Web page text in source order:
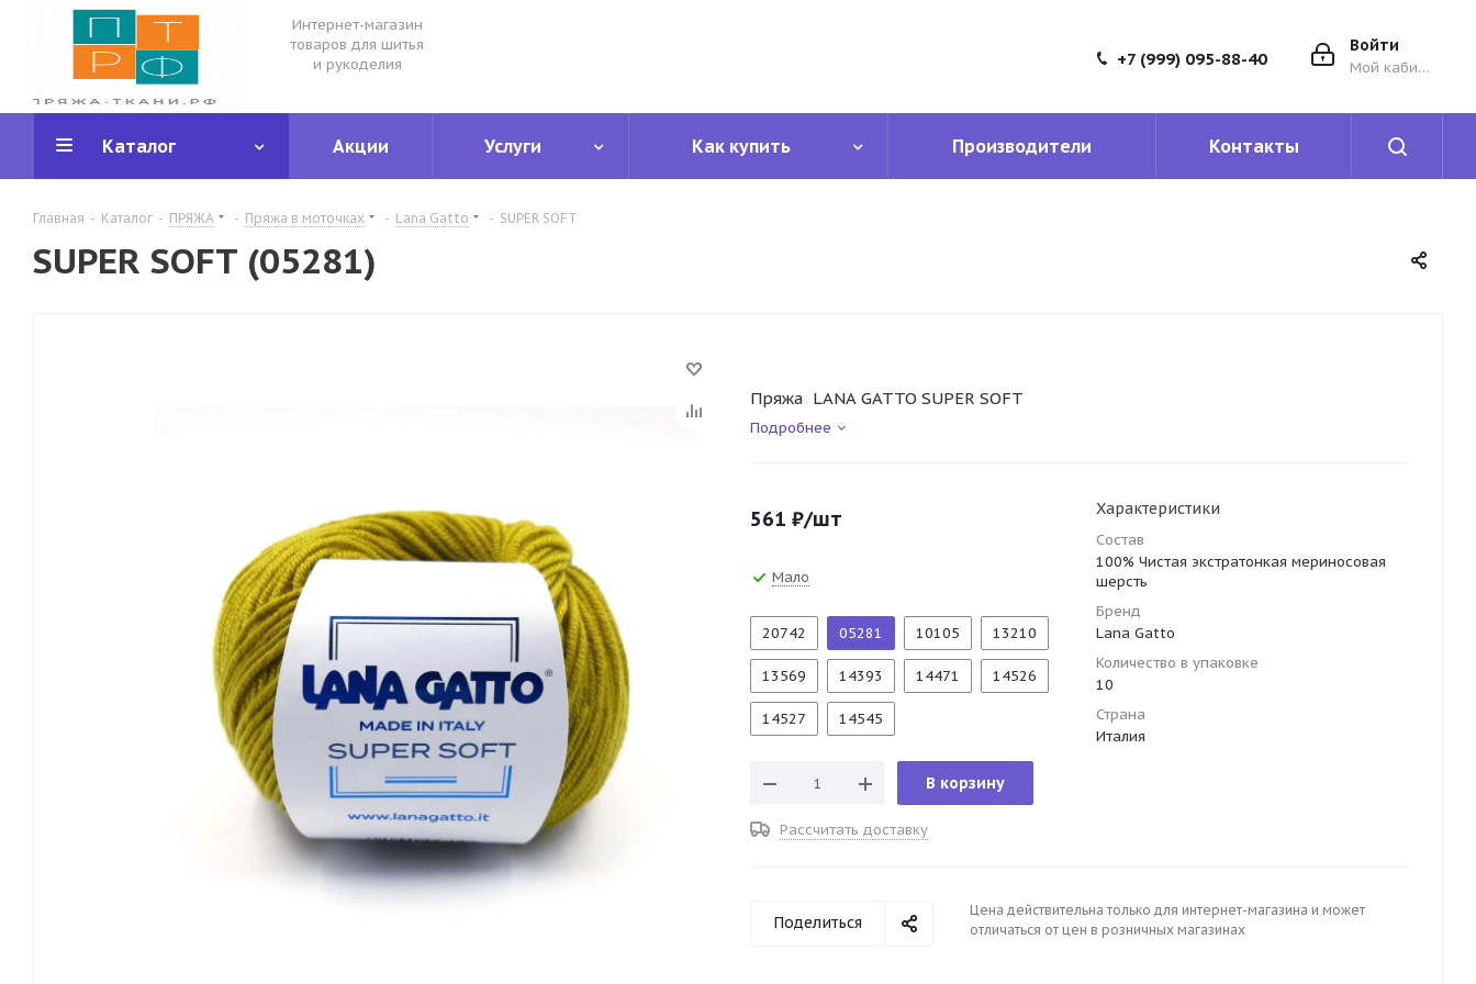
Интернет-магазин
товаров для шитья
и рукоделия
Войти
Мой кабинет
+7 (999) 095-88-40
Каталог Акции Услуги Как купить Производители Контакты
Главная - Каталог - ПРЯЖА - Пряжа в моточках - Lana Gatto - SUPER SOFT
SUPER SOFT (05281)
Пряжа LANA GATTO SUPER SOFT
Подробнее
561 ₽/шт
Мало
20742 05281 10105 13210
13569 14393 14471 14526
14527 14545
В корзину
Рассчитать доставку
Характеристики
Состав
100% Чистая экстратонкая мериносовая
шерсть
Бренд
Lana Gatto
Количество в упаковке
10
Страна
Италия
Поделиться
Цена действительна только для интернет-магазина и может
отличаться от цен в розничных магазинах